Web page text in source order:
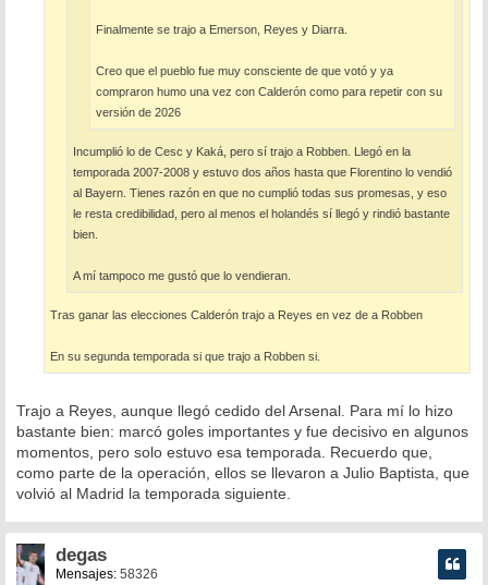
Finalmente se trajo a Emerson, Reyes y Diarra.
Creo que el pueblo fue muy consciente de que votó y ya
compraron humo una vez con Calderón como para repetir con su
versión de 2026
Incumplió lo de Cesc y Kaká, pero sí trajo a Robben. Llegó en la
temporada 2007-2008 y estuvo dos años hasta que Florentino lo vendió
al Bayern. Tienes razón en que no cumplió todas sus promesas, y eso
le resta credibilidad, pero al menos el holandés sí llegó y rindió bastante
bien.
A mí tampoco me gustó que lo vendieran.
Tras ganar las elecciones Calderón trajo a Reyes en vez de a Robben
En su segunda temporada si que trajo a Robben si.
Trajo a Reyes, aunque llegó cedido del Arsenal. Para mí lo hizo
bastante bien: marcó goles importantes y fue decisivo en algunos
momentos, pero solo estuvo esa temporada. Recuerdo que,
como parte de la operación, ellos se llevaron a Julio Baptista, que
volvió al Madrid la temporada siguiente.
degas
Mensajes:58326